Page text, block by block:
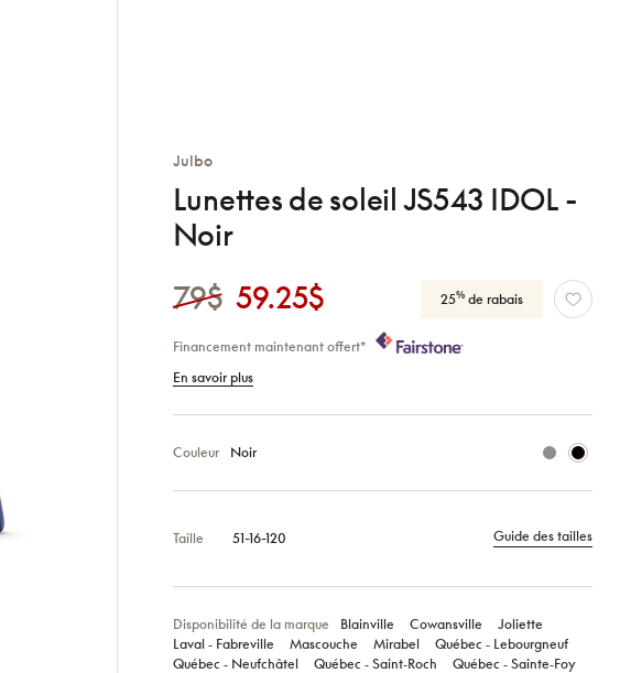
Julbo
Lunettes de soleil JS543 IDOL -
Noir
79$ 59.25$ 25%de rabais
Financement maintenant offert*
En savoir plus
Couleur Noir
Taille 51-16-120 Guide des tailles
Disponibilité de la marque Blainville Cowansville
Joliette
Laval ‑ Fabreville
Mascouche Mirabel
Québec ‑ Lebourgneuf
Québec ‑ Neufchâtel
Québec ‑ Saint‑Roch
Québec ‑ Sainte‑Foy